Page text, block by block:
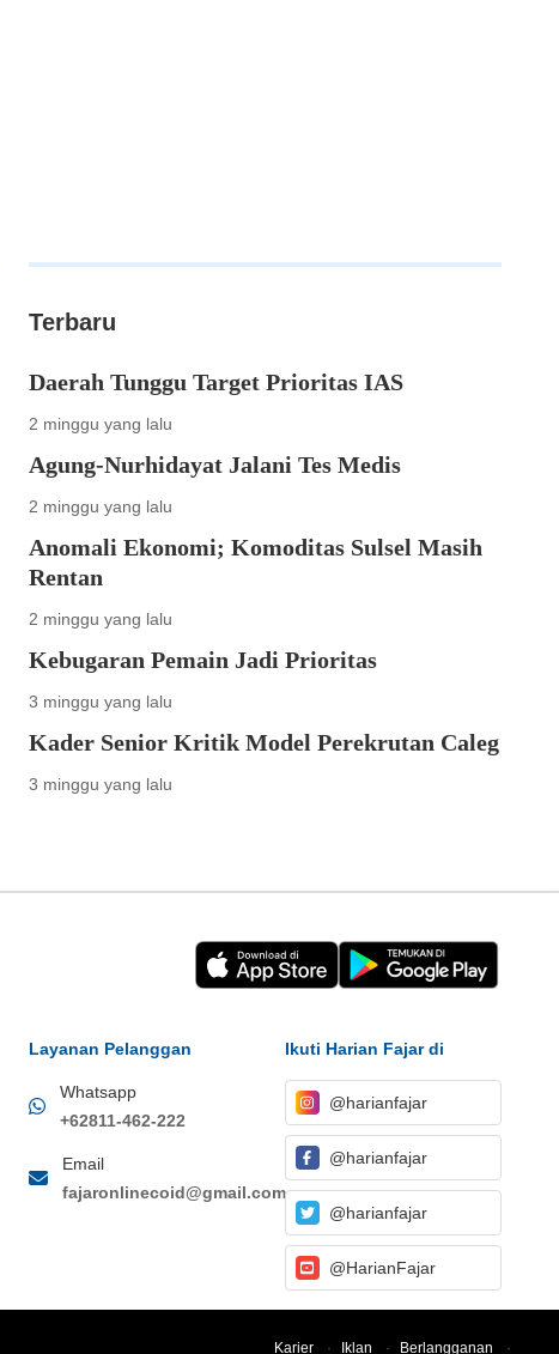
Terbaru
Daerah Tunggu Target Prioritas IAS
2 minggu yang lalu
Agung-Nurhidayat Jalani Tes Medis
2 minggu yang lalu
Anomali Ekonomi; Komoditas Sulsel Masih
Rentan
2 minggu yang lalu
Kebugaran Pemain Jadi Prioritas
3 minggu yang lalu
Kader Senior Kritik Model Perekrutan Caleg
3 minggu yang lalu
Layanan Pelanggan
Whatsapp
+62811-462-222
Email
fajaronlinecoid@gmail.com
Ikuti Harian Fajar di
@harianfajar
@harianfajar
@harianfajar
@HarianFajar
Karier · Iklan · Berlangganan ·